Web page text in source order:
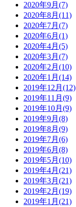
2020年9月(7)
2020年8月(11)
2020年7月(7)
2020年6月(1)
2020年4月(5)
2020年3月(7)
2020年2月(10)
2020年1月(14)
2019年12月(12)
2019年11月(9)
2019年10月(9)
2019年9月(8)
2019年8月(9)
2019年7月(6)
2019年6月(8)
2019年5月(10)
2019年4月(21)
2019年3月(21)
2019年2月(19)
2019年1月(21)